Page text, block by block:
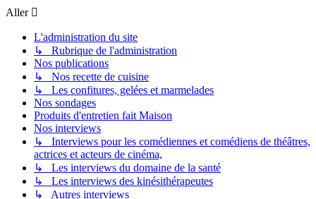
Aller
L'administration du site
↳ Rubrique de l'administration
Nos publications
↳ Nos recette de cuisine
↳ Les confitures, gelées et marmelades
Nos sondages
Produits d'entretien fait Maison
Nos interviews
↳ Interviews pour les comédiennes et comédiens de théâtres,
actrices et acteurs de cinéma,
↳ Les interviews du domaine de la santé
↳ Les interviews des kinésithérapeutes
↳ Autres interviews